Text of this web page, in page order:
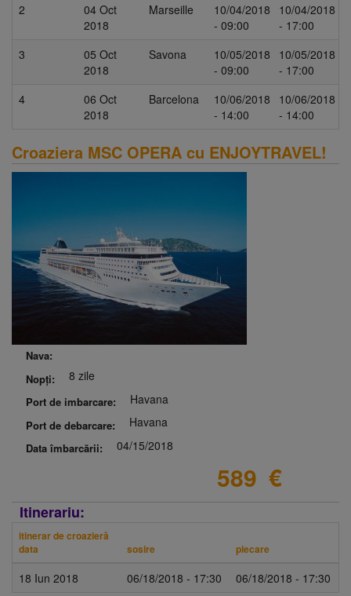
2
04 Oct
2018
Marseille
10/04/2018
- 09:00
10/04/2018
- 17:00
3
05 Oct
2018
Savona
10/05/2018
- 09:00
10/05/2018
- 17:00
4
06 Oct
2018
Barcelona
10/06/2018
- 14:00
10/06/2018
- 14:00
Croaziera MSC OPERA cu ENJOYTRAVEL!
Nava:
Nopți:
8 zile
Port de imbarcare: Havana
Port de debarcare: Havana
Data îmbarcării: 04/15/2018
589 €
Itinerariu:
itinerar de croazieră
data
sosire plecare
18 Iun 2018 06/18/2018 - 17:30 06/18/2018 - 17:30